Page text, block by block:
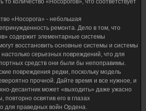
то количество «Носорогов», что соответствует
«Носорога» - небольшая
ремонта. Дело в том, что
содержит элементарные системы
восстановить основные системы и системы
серьезных повреждений, что для
средств они были бы непоправимы.
повреждения редки, поскольку модель
прочной. Дайте время и все нужное, и
десантник может «выходить» даже ужасно
освятив его в глазах
для праведных войн Ордена.